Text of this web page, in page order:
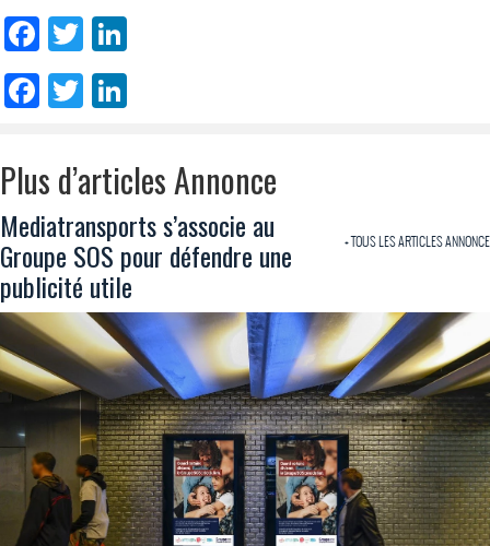
Facebook
Twitter
Facebook
Twitter
Plus d’articles Annonce
+ TOUS LES ARTICLES ANNONCE
Mediatransports s’associe au
Groupe SOS pour défendre une
publicité utile